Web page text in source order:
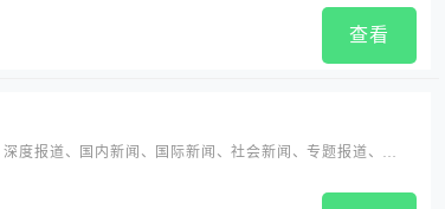
查看
度报道、国内新闻、国际新闻、社会新闻、专题报道、时
全面且即时有深度的资讯内容。